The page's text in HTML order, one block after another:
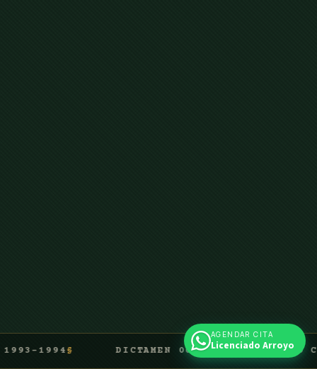
DICTAMEN 0003 · BANCO ANGLO
AGENDAR CITA
Licenciado Arroyo